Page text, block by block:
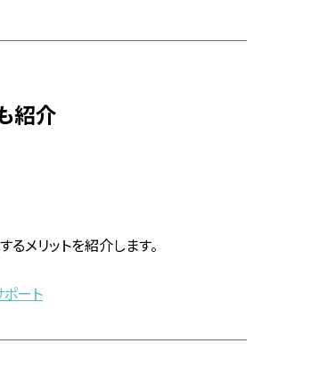
紹介
メリットを紹介します。
ポート